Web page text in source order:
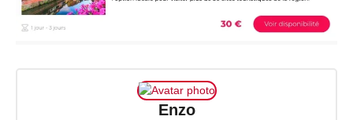
Enzo